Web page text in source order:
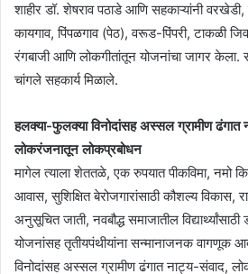
शाहीर डॉ. शेषराव पठाडे आणि सहकाऱ्यांनी वरखेडी,
कायगाव, पिंपळगाव (पेठ), वरूड-पिंपरी, टाकळी
रंगबाजी आणि लोकगीतांतून योजनांचा जागर केला.
चांगले सहकार्य मिळाले.
हलक्या-फुलक्या विनोदांसह अस्सल ग्रामीण ढंगात
लोकरंजनातून लोकप्रबोधन
मागेल त्याला शेततळे, एक रुपयात पीकविमा, नमो
आवास, सुशिक्षित बेरोजगारांसाठी कौशल्य विकास,
अनुसूचित जाती, नवबौद्ध समाजातील
योजनांसह तृतीयपंथीयांना सन्मानाजनक वागणूक
विनोदांसह अस्सल ग्रामीण ढंगात नाट्य-संवाद,